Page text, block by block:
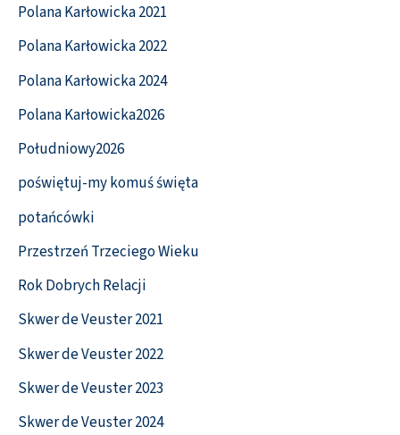
Polana Karłowicka 2021
Polana Karłowicka 2022
Polana Karłowicka 2024
Polana Karłowicka2026
Południowy2026
poświętuj-my komuś święta
potańcówki
Przestrzeń Trzeciego Wieku
Rok Dobrych Relacji
Skwer de Veuster 2021
Skwer de Veuster 2022
Skwer de Veuster 2023
Skwer de Veuster 2024